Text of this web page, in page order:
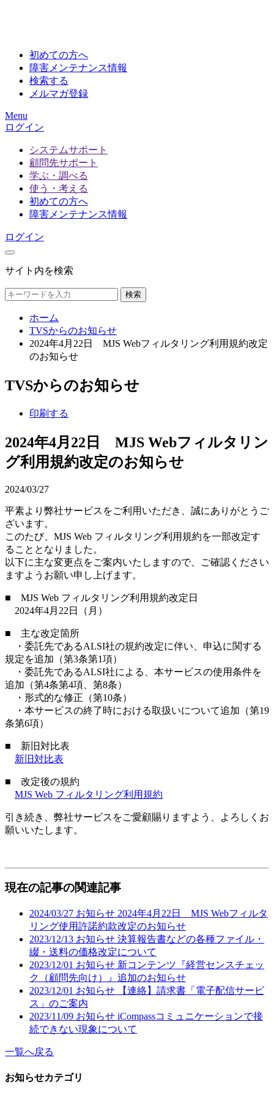
初めての方へ
障害メンテナンス情報
検索する
メルマガ登録
Menu
ログイン
システムサポート
顧問先サポート
学ぶ・調べる
使う・考える
初めての方へ
障害メンテナンス情報
ログイン
サイト内を検索
検索
ホーム
TVSからのお知らせ
2024年4月22日 MJS Webフィルタリング利用規約改定
のお知らせ
TVSからのお知らせ
印刷する
2024年4月22日 MJS Webフィルタリン
グ利用規約改定のお知らせ
2024/03/27
平素より弊社サービスをご利用いただき、誠にありがとうご
ざいます。
このたび、MJS Web フィルタリング利用規約を一部改定す
ることとなりました。
以下に主な変更点をご案内いたしますので、ご確認ください
ますようお願い申し上げます。
■ MJS Web フィルタリング利用規約改定日
2024年4月22日（月）
■ 主な改定箇所
・委託先であるALSI社の規約改定に伴い、申込に関する
規定を追加（第3条第1項）
・委託先であるALSI社による、本サービスの使用条件を
追加（第4条第4項、第8条）
・形式的な修正（第10条）
・本サービスの終了時における取扱いについて追加（第19
条第6項）
■ 新旧対比表
新旧対比表
■ 改定後の規約
MJS Web フィルタリング利用規約
引き続き、弊社サービスをご愛顧賜りますよう、よろしくお
願いいたします。
現在の記事の関連記事
2024/03/27 お知らせ 2024年4月22日 MJS Webフィルタ
リング使用許諾約款改定のお知らせ
2023/12/13 お知らせ 決算報告書などの各種ファイル・
綴・送料の価格改定について
2023/12/01 お知らせ 新コンテンツ『経営センスチェッ
ク（顧問先向け）』追加のお知らせ
2023/12/01 お知らせ
【連絡】請求書「電子配信サービ
ス」のご案内
2023/11/09 お知らせ iCompassコミュニケーションで接
続できない現象について
一覧へ戻る
お知らせカテゴリ